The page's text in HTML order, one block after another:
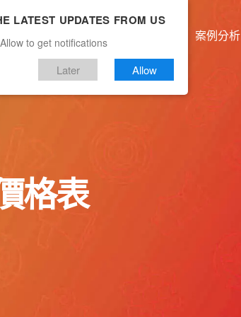
案例分析
格表
LATEST UPDATES FROM US
to get notifications
Later Allow